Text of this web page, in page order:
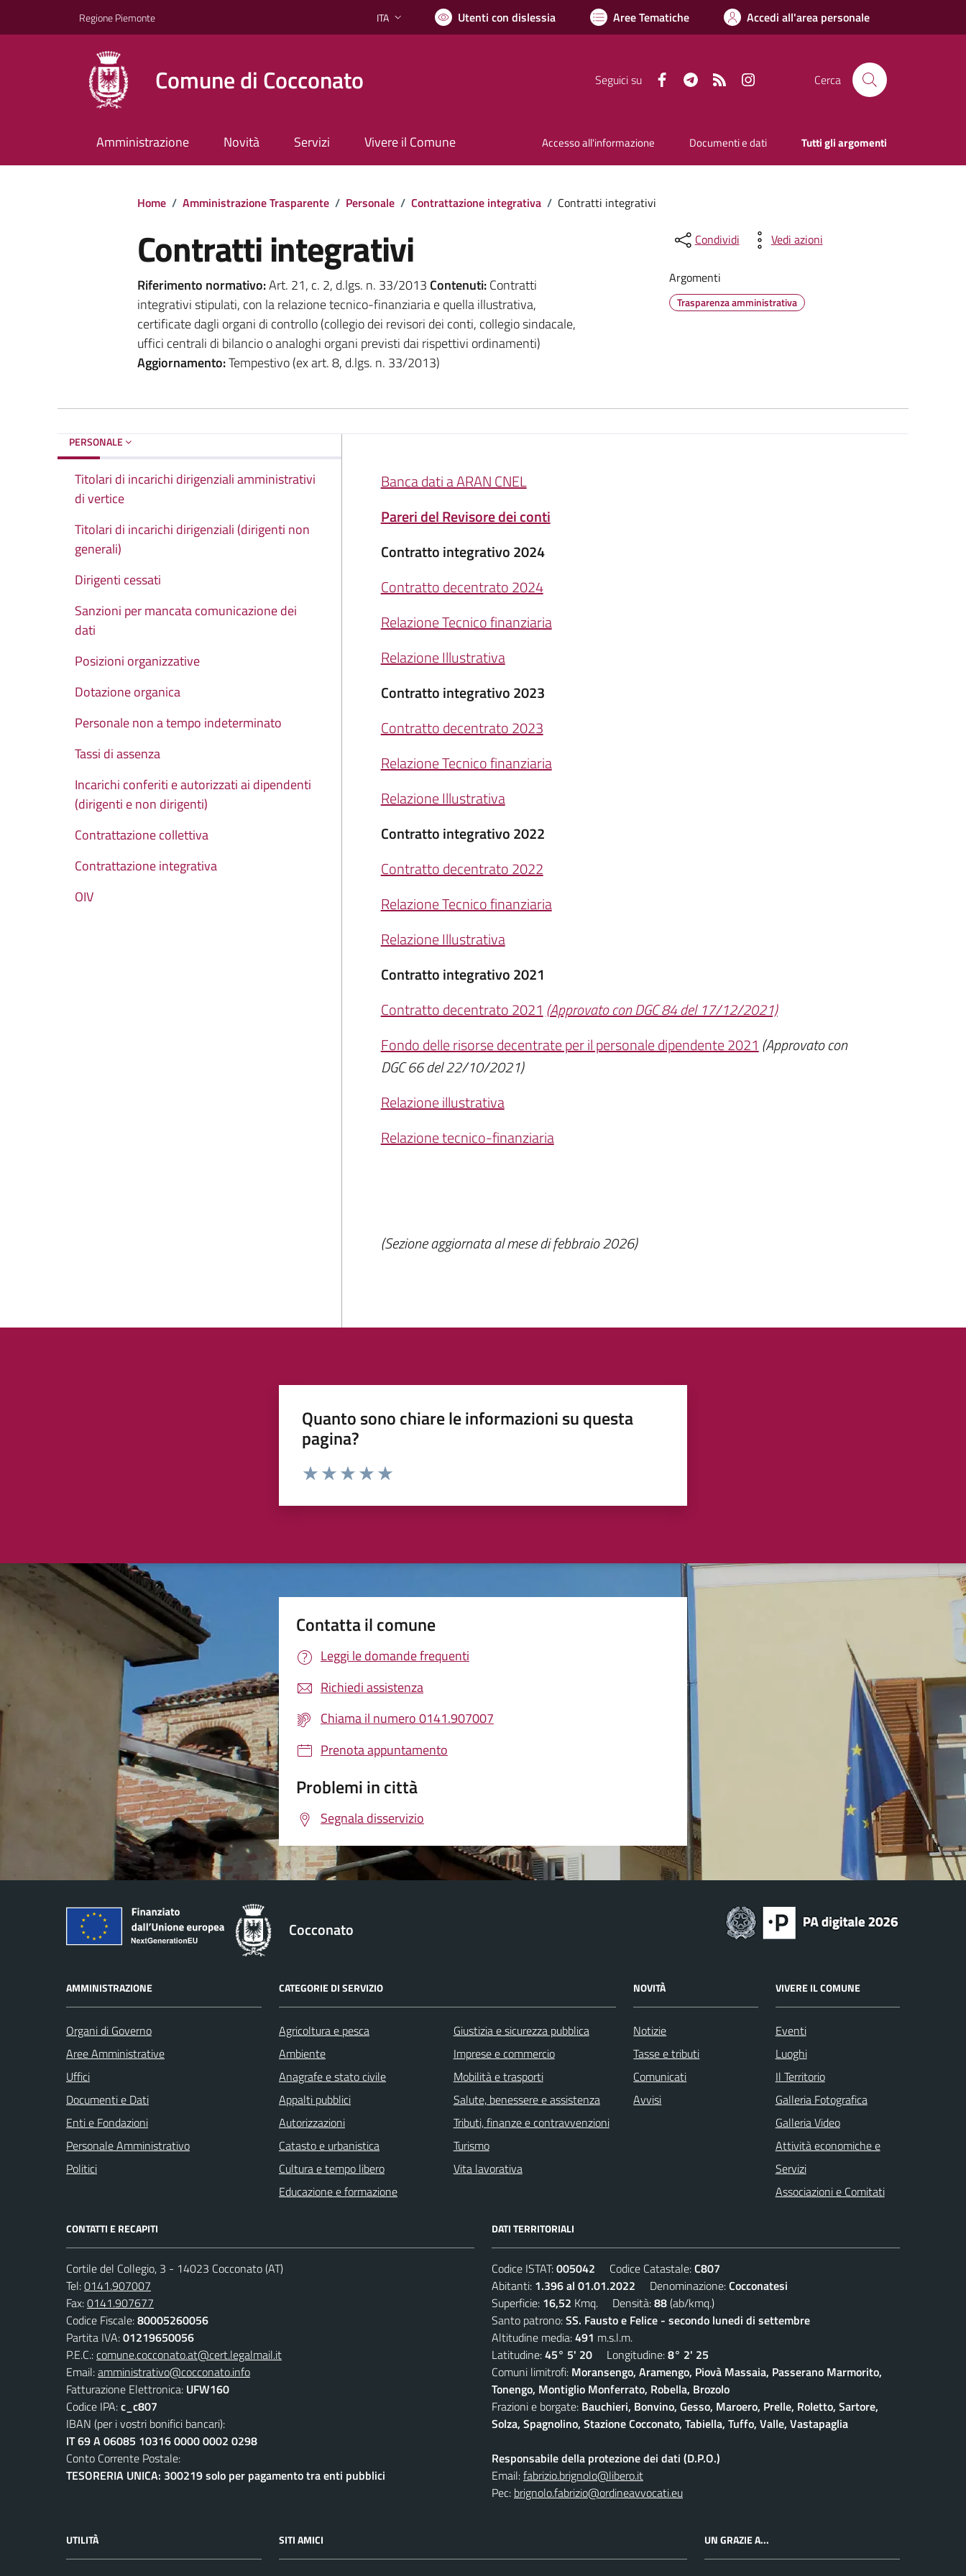
Regione Piemonte Lingua attiva:
ITA Utenti con dislessia Aree Tematiche Accedi all'area personale
Comune di Cocconato Seguici su FacebookTelegramRSS Cerca
Amministrazione Novità Servizi Vivere il Comune Accesso all'informazione Documenti e dati Tutti gli argomenti
Home / Amministrazione Trasparente / Personale / Contrattazione integrativa / Contratti integrativi
Contratti integrativi
Riferimento normativo:Art. 21, c. 2, d.lgs. n. 33/2013 Contenuti:Contratti
integrativi stipulati, con la relazione tecnico-finanziaria e quella illustrativa,
certificate dagli organi di controllo (collegio dei revisori dei conti, collegio sindacale,
uffici centrali di bilancio o analoghi organi previsti dai rispettivi ordinamenti)
Aggiornamento:Tempestivo (ex art. 8, d.lgs. n. 33/2013)
Condividi Vedi azioni
Argomenti
Trasparenza amministrativa
PERSONALE
Titolari di incarichi dirigenziali amministrativi
di vertice
Titolari di incarichi dirigenziali (dirigenti non
generali)
Dirigenti cessati
Sanzioni per mancata comunicazione dei
dati
Posizioni organizzative
Dotazione organica
Personale non a tempo indeterminato
Tassi di assenza
Incarichi conferiti e autorizzati ai dipendenti
(dirigenti e non dirigenti)
Contrattazione collettiva
Contrattazione integrativa
OIV
Banca dati a ARAN CNEL
Pareri del Revisore dei conti
Contratto integrativo 2024
Contratto decentrato 2024
Relazione Tecnico finanziaria
Relazione Illustrativa
Contratto integrativo 2023
Contratto decentrato 2023
Relazione Tecnico finanziaria
Relazione Illustrativa
Contratto integrativo 2022
Contratto decentrato 2022
Relazione Tecnico finanziaria
Relazione Illustrativa
Contratto integrativo 2021
Contratto decentrato 2021 (Approvato con DGC 84 del 17/12/2021)
Fondo delle risorse decentrate per il personale dipendente 2021 (Approvato con
DGC 66 del 22/10/2021)
Relazione illustrativa
Relazione tecnico-finanziaria
(Sezione aggiornata al mese di febbraio 2026)
Quanto sono chiare le informazioni su questa
pagina?
Valuta da 1 a 5 stelle la pagina
Contatta il comune
Leggi le domande frequenti
Richiedi assistenza
Chiama il numero 0141.907007
Prenota appuntamento
Problemi in città
Segnala disservizio
Cocconato
AMMINISTRAZIONE
Organi di Governo
Aree Amministrative
Uffici
Documenti e Dati
Enti e Fondazioni
Personale Amministrativo
Politici
CATEGORIE DI SERVIZIO
Agricoltura e pesca
Ambiente
Anagrafe e stato civile
Appalti pubblici
Autorizzazioni
Catasto e urbanistica
Cultura e tempo libero
Educazione e formazione
Giustizia e sicurezza pubblica
Imprese e commercio
Mobilità e trasporti
Salute, benessere e assistenza
Tributi, finanze e contravvenzioni
Turismo
Vita lavorativa
NOVITÀ
Notizie
Tasse e tributi
Comunicati
Avvisi
VIVERE IL COMUNE
Eventi
Luoghi
Il Territorio
Galleria Fotografica
Galleria Video
Attività economiche e
Servizi
Associazioni e Comitati
CONTATTI E RECAPITI
Cortile del Collegio, 3 - 14023 Cocconato (AT)
Tel:0141.907007
Fax:0141.907677
Codice Fiscale:80005260056
Partita IVA:01219650056
P.E.C.:comune.cocconato.at@cert.legalmail.it
Email:amministrativo@cocconato.info
Fatturazione Elettronica: UFW160
Codice IPA:c_c807
IBAN (per i vostri bonifici bancari):
IT 69 A 06085 10316 0000 0002 0298
Conto Corrente Postale:
TESORERIA UNICA: 300219 solo per pagamento tra enti pubblici
DATI TERRITORIALI
Codice ISTAT:005042 Codice Catastale:C807
Abitanti: 1.396 al 01.01.2022 Denominazione:Cocconatesi
Superficie: 16,52 Kmq. Densità:88(ab/kmq.)
Santo patrono:SS. Fausto e Felice - secondo lunedi di settembre
Altitudine media:491 m.s.l.m.
Latitudine:45° 5' 20 Longitudine:8° 2' 25
Comuni limitrofi: Moransengo, Aramengo, Piovà Massaia, Passerano Marmorito,
Tonengo, Montiglio Monferrato, Robella, Brozolo
Frazioni e borgate: Bauchieri, Bonvino, Gesso, Maroero, Prelle, Roletto, Sartore,
Solza, Spagnolino, Stazione Cocconato, Tabiella, Tuffo, Valle, Vastapaglia
Responsabile della protezione dei dati (D.P.O.)
Email:fabrizio.brignolo@libero.it
Pec: brignolo.fabrizio@ordineavvocati.eu
UTILITÀ SITI AMICI UN GRAZIE A...